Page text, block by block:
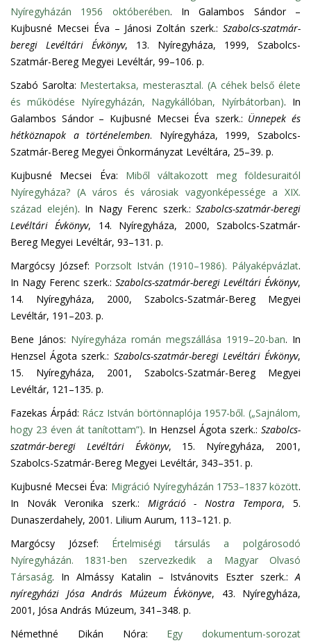
Nyíregyházán 1956 októberében. In Galambos Sándor –
Kujbusné Mecsei Éva – Jánosi Zoltán szerk.: Szabolcs-szatmár-
beregi Levéltári Évkönyv, 13. Nyíregyháza, 1999, Szabolcs-
Szatmár-Bereg Megyei Levéltár, 99–106. p.
Szabó Sarolta: Mestertaksa, mesterasztal. (A céhek belső élete
és működése Nyíregyházán, Nagykállóban, Nyírbátorban). In
Galambos Sándor – Kujbusné Mecsei Éva szerk.: Ünnepek és
hétköznapok a történelemben. Nyíregyháza, 1999, Szabolcs-
Szatmár-Bereg Megyei Önkormányzat Levéltára, 25–39. p.
Kujbusné Mecsei Éva: Miből váltakozott meg földesuraitól
Nyíregyháza? (A város és városiak vagyonképessége a XIX.
század elején). In Nagy Ferenc szerk.: Szabolcs-szatmár-beregi
Levéltári Évkönyv, 14. Nyíregyháza, 2000, Szabolcs-Szatmár-
Bereg Megyei Levéltár, 93–131. p.
Margócsy József: Porzsolt István (1910–1986). Pályaképvázlat.
In Nagy Ferenc szerk.: Szabolcs-szatmár-beregi Levéltári Évkönyv,
14. Nyíregyháza, 2000, Szabolcs-Szatmár-Bereg Megyei
Levéltár, 191–203. p.
Bene János: Nyíregyháza román megszállása 1919–20-ban. In
Henzsel Ágota szerk.: Szabolcs-szatmár-beregi Levéltári Évkönyv,
15. Nyíregyháza, 2001, Szabolcs-Szatmár-Bereg Megyei
Levéltár, 121–135. p.
Fazekas Árpád: Rácz István börtönnaplója 1957-ből. („Sajnálom,
hogy 23 éven át tanítottam”). In Henzsel Ágota szerk.: Szabolcs-
szatmár-beregi Levéltári Évkönyv, 15. Nyíregyháza, 2001,
Szabolcs-Szatmár-Bereg Megyei Levéltár, 343–351. p.
Kujbusné Mecsei Éva: Migráció Nyíregyházán 1753–1837 között.
In Novák Veronika szerk.: Migráció - Nostra Tempora, 5.
Dunaszerdahely, 2001. Lilium Aurum, 113–121. p.
Margócsy József: Értelmiségi társulás a polgárosodó
Nyíregyházán. 1831-ben szervezkedik a Magyar Olvasó
Társaság. In Almássy Katalin – Istvánovits Eszter szerk.:A
nyíregyházi Jósa András Múzeum Évkönyve, 43. Nyíregyháza,
2001, Jósa András Múzeum, 341–348. p.
Némethné Dikán Nóra: Egy dokumentum-sorozat